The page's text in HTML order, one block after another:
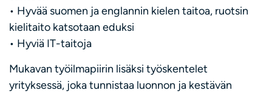
• Hyvää suomen ja englannin kielen taitoa, ruotsin
kielitaito katsotaan eduksi
• Hyviä IT-taitoja
Mukavan työilmapiirin lisäksi työskentelet
yrityksessä, joka tunnistaa luonnon ja kestävän